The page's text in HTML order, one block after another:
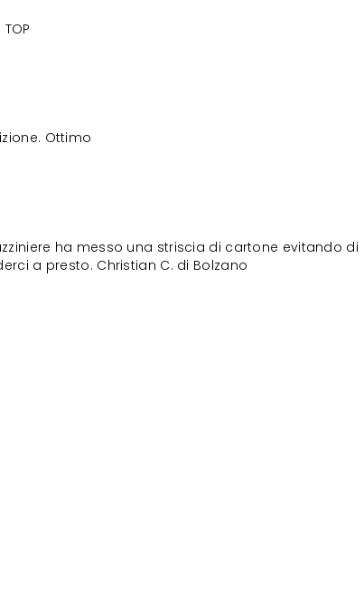
Ottimo
ha messo una striscia di cartone evitando di
a presto. Christian C. di Bolzano